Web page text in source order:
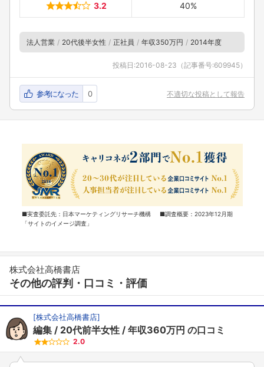
3.2 40%
法人営業 20代後半女性 正社員 年収350万円 2014年度
投稿日:2016-08-23 （記事番号:609945）
参考になった 0 不適切な投稿として報告
■実査委託先：日本マーケティングリサーチ機構 ■調査概要：2023年12月期
「サイトのイメージ調査」
株式会社高橋書店
その他の評判・口コミ・評価
[株式会社高橋書店]
編集 20代前半女性 年収360万円 の口コミ
2.0